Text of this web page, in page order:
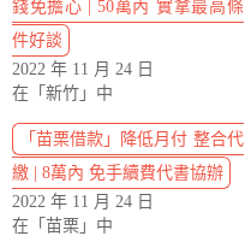
錢免擔心 | 50萬內 實拿最高條
件好談
2022 年 11 月 24 日
在「新竹」中
「苗栗借款」降低月付 整合代
繳 | 8萬內 免手續費代書協辦
2022 年 11 月 24 日
在「苗栗」中